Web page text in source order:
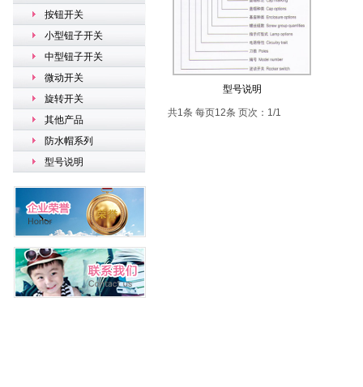
按钮开关
小型钮子开关
中型钮子开关
微动开关
旋转开关
其他产品
防水帽系列
型号说明
型号说明
共1条 每页12条 页次：1/1